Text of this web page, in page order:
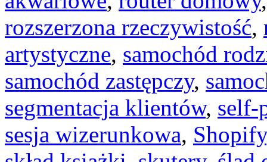
rozszerzona rzeczywistość,
artystyczne, samochód
samochód zastępczy,
segmentacja klientów, self-
sesja wizerunkowa, Shopify